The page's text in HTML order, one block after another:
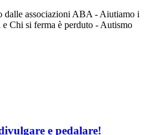
dalle associazioni ABA - Aiutiamo i
Chi si ferma è perduto - Autismo
e pedalare!